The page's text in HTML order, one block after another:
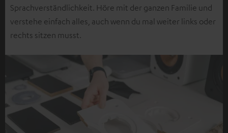
Sprachverständlichkeit. Höre mit der ganzen Familie und
verstehe einfach alles, auch wenn du mal weiter links oder
rechts sitzen musst.